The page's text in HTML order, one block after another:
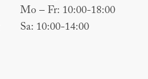
Mo – Fr: 10:00-18:00
Sa: 10:00-14:00